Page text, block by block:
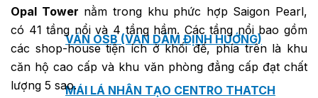
VÁN OSB (VÁN DĂM ĐỊNH HƯỚNG)
MÁI LÁ NHÂN TẠO CENTRO THATCH
Opal Tower nằm trong khu phức hợp Saigon Pearl,
có 41 tầng nổi và 4 tầng hầm. Các tầng nổi bao gồm
các shop-house tiện ích ở khối đế, phía trên là khu
căn hộ cao cấp và khu văn phòng đẳng cấp đạt chất
lượng 5 sao.